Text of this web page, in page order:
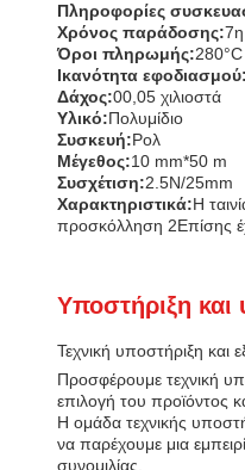
Πληροφορίες
Χρόνος παράδοσης:
Όροι πληρωμής:280°C
Ικανότητα εφοδιασμού:
Δάχος:00,05 χιλιοστά
Υλικό:Πολυμίδιο
Συσκευή:Ρολ
Μέγεθος:10 mm*50 m
Συσχέτιση:2.5N/25mm
Χαρακτηριστικά:Η
προσκόλληση 2Επίσης
Υποστήριξη και
Τεχνική υποστήριξη και
Προσφέρουμε τεχνική
επιλογή του προϊόντος
Η ομάδα τεχνικής
να παρέχουμε μια
συνομιλίας.